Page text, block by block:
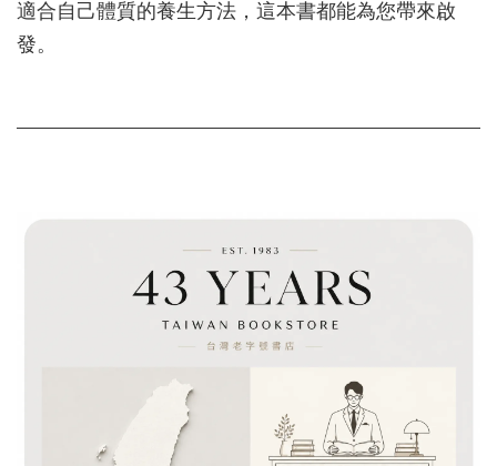
適合自己體質的養生方法，這本書都能為您帶來啟
發。